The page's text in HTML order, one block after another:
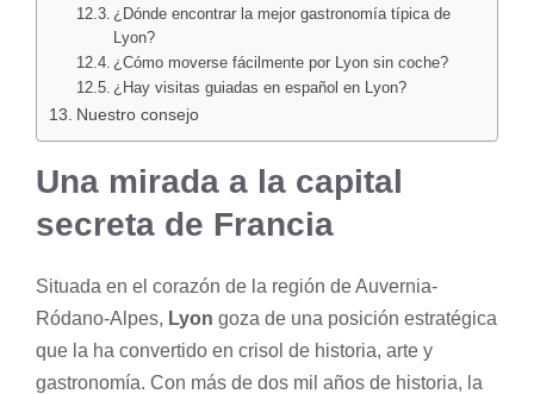
¿Dónde encontrar la mejor gastronomía típica de
Lyon?
¿Cómo moverse fácilmente por Lyon sin coche?
¿Hay visitas guiadas en español en Lyon?
Nuestro consejo
Una mirada a la capital
secreta de Francia
Situada en el corazón de la región de Auvernia-
Ródano-Alpes, Lyon goza de una posición estratégica
que la ha convertido en crisol de historia, arte y
gastronomía. Con más de dos mil años de historia, la